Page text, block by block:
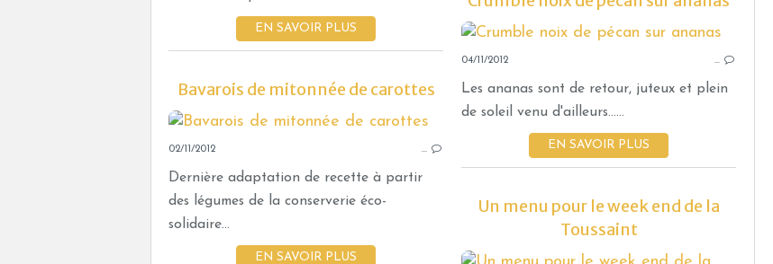
EN SAVOIR PLUS
04/11/2012 …
Les ananas sont de retour, juteux et plein
de soleil venu d'ailleurs......
EN SAVOIR PLUS
Bavarois de mitonnée de carottes
AMUSES BOUCHE
02/11/2012 …
Dernière adaptation de recette à partir
des légumes de la conserverie éco-
solidaire...
EN SAVOIR PLUS
Un menu pour le week end de la
Toussaint